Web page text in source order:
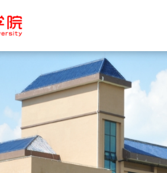
学院党建 学生培养